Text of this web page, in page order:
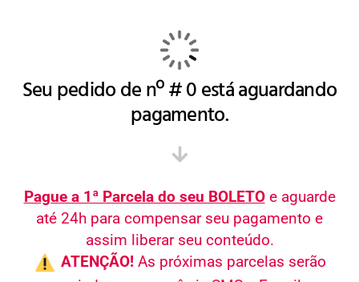
Seu pedido de nº # 0 está aguardando
pagamento.
Pague a 1ª Parcela do seu BOLETOe aguarde
até 24h para compensar seu pagamento e
assim liberar seu conteúdo.
ATENÇÃO! As próximas parcelas serão